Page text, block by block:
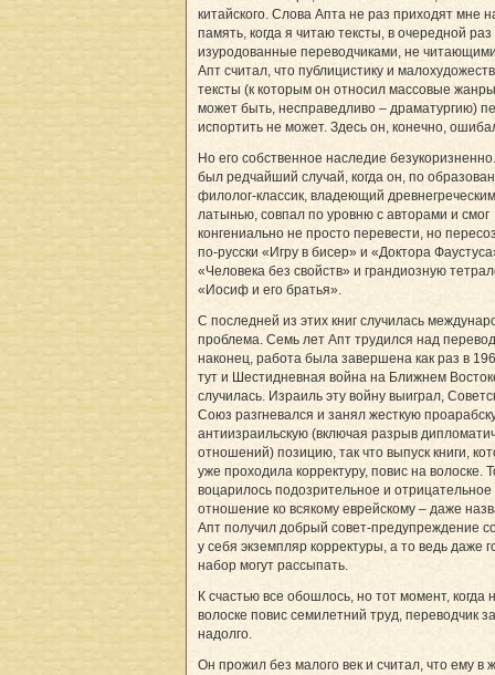
китайского. Слова Апта не раз приходят мне
память, когда я читаю тексты, в очередной раз
изуродованные переводчиками, не читающими
Апт считал, что публицистику и
тексты (к которым он относил массовые
может быть, несправедливо – драматургию)
испортить не может. Здесь он, конечно,
Но его собственное наследие
был редчайший случай, когда он, по
филолог-классик, владеющий
латынью, совпал по уровню с авторами и смог
конгениально не просто перевести, но
по-русски «Игру в бисер» и «Доктора
«Человека без свойств» и грандиозную
«Иосиф и его братья».
С последней из этих книг случилась
проблема. Семь лет Апт трудился над
наконец, работа была завершена как раз в
тут и Шестидневная вой­на на Ближнем
случилась. Израиль эту войну выиграл,
Союз разгневался и занял жесткую
анти­израильскую (включая разрыв
отношений) позицию, так что выпуск книги,
уже проходила корректуру, повис на волоске.
воцарилось подозрительное и отрицательное
отношение ко всякому еврейскому – даже
Апт получил добрый совет-предупреждение
у себя экземпляр корректуры, а то ведь даже
набор могут рассыпать.
К счастью все обошлось, но тот момент, когда
волоске повис семилетний труд, переводчик­
надолго.
Он прожил без малого век и считал, что ему в